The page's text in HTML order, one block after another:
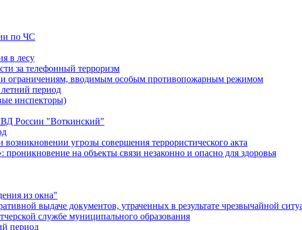
по ЧС
в лесу
за телефонный терроризм
и ограничениям, вводимым особым противопожарным режимом
период
инспекторы)
России "Воткинский"
угрозы совершения террористического акта
на объекты связи незаконно и опасно для здоровья
из окна"
выдаче документов, утраченных в результате чрезвычайной
службе муниципального образования
период